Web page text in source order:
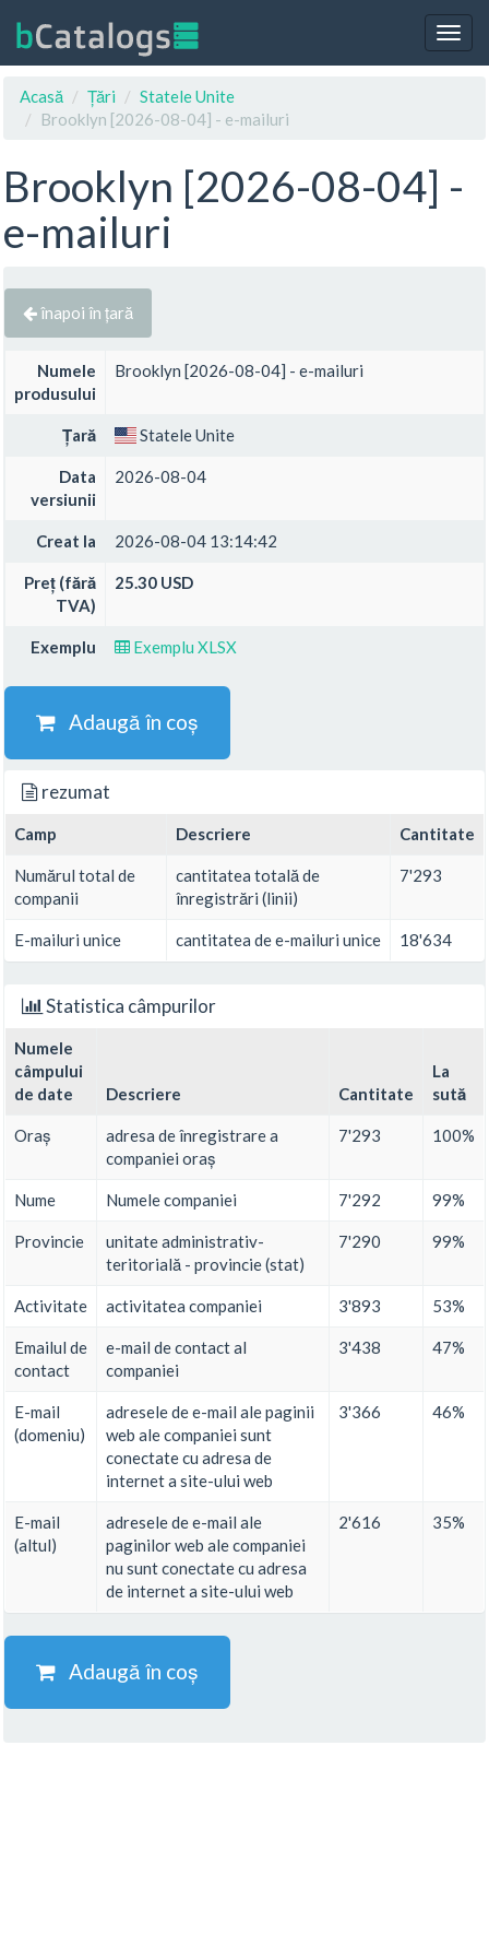
Acasă
Țări
Statele Unite
Brooklyn [2026-08-04] - e-mailuri
Brooklyn [2026-08-04] -
e-mailuri
înapoi în țară
Numele
produsului
Brooklyn [2026-08-04] - e-mailuri
Țară Statele Unite
Data
versiunii
2026-08-04
Creat la 2026-08-04 13:14:42
Preț (fără
TVA)
25.30 USD
Exemplu Exemplu XLSX
Adaugă în coș
rezumat
Camp Descriere Cantitate
Numărul total de
companii
cantitatea totală de
înregistrări (linii)
7'293
E-mailuri unice cantitatea de e-mailuri unice 18'634
Statistica câmpurilor
Numele
câmpului
de date
Descriere Cantitate
La
sută
Oraș
adresa de înregistrare a
companiei oraș
7'293 100%
Nume Numele companiei 7'292 99%
Provincie
unitate administrativ-
teritorială - provincie (stat)
7'290 99%
Activitate activitatea companiei 3'893 53%
Emailul de
contact
e-mail de contact al
companiei
3'438 47%
E-mail
(domeniu)
adresele de e-mail ale paginii
web ale companiei sunt
conectate cu adresa de
internet a site-ului web
3'366 46%
E-mail
(altul)
adresele de e-mail ale
paginilor web ale companiei
nu sunt conectate cu adresa
de internet a site-ului web
2'616 35%
Adaugă în coș